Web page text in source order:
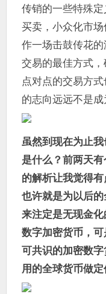
传销的一些特殊
买卖，小众化市
作一场击鼓传花
交易的最佳方式
点对点的交易方
的志向远远不是成
虽然到现在为止
是什么？前两天
的解析让我觉得
也许就是为以后
来注定是无现金
数字加密货币，
可共识的加密数
用的全球货币做定